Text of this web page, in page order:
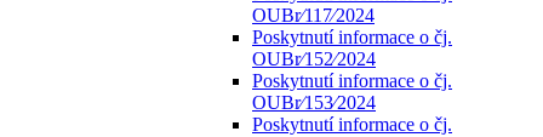
OUBr⁄117⁄2024
Poskytnutí informace o čj.
OUBr⁄152⁄2024
Poskytnutí informace o čj.
OUBr⁄153⁄2024
Poskytnutí informace o čj.